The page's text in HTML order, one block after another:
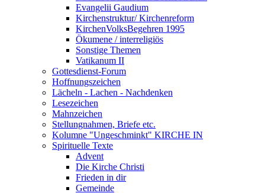
Evangelii Gaudium
Kirchenstruktur/ Kirchenreform
KirchenVolksBegehren 1995
Ökumene / interreligiös
Sonstige Themen
Vatikanum II
Gottesdienst-Forum
Hoffnungszeichen
Lächeln - Lachen - Nachdenken
Lesezeichen
Mahnzeichen
Stellungnahmen, Briefe etc.
Kolumne "Ungeschminkt" KIRCHE IN
Spirituelle Texte
Advent
Die Kirche Christi
Frieden in dir
Gemeinde